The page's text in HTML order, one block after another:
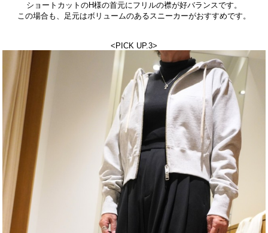
ショートカットのH様の首元にフリルの襟が好バランスです。
この場合も、足元はボリュームのあるスニーカーがおすすめです。
<PICK UP.3>